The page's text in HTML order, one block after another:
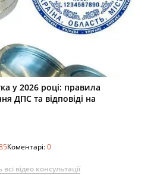
у 2026 році: правила
ДПС та відповіді на
Коментарі:0
відео консультації